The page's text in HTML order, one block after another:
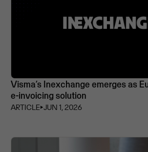
Visma’s Inexchange emerges as
e-invoicing solution
ARTICLE⏵JUN 1, 2026